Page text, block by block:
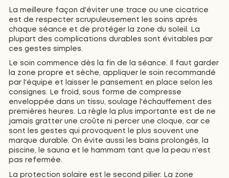
La meilleure façon d'éviter une trace ou une cicatrice
est de respecter scrupuleusement les soins après
chaque séance et de protéger la zone du soleil. La
plupart des complications durables sont évitables par
ces gestes simples.
Le soin commence dès la fin de la séance. Il faut garder
la zone propre et sèche, appliquer le soin recommandé
par l'équipe et laisser le pansement en place selon les
consignes. Le froid, sous forme de compresse
enveloppée dans un tissu, soulage l'échauffement des
premières heures. La règle la plus importante est de ne
jamais gratter une croûte ni percer une cloque, car ce
sont les gestes qui provoquent le plus souvent une
marque durable. On évite aussi les bains prolongés, la
piscine, le sauna et le hammam tant que la peau n'est
pas refermée.
La protection solaire est le second pilier. La zone